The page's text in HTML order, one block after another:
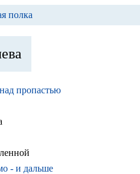
полка
пропастью
- и дальше